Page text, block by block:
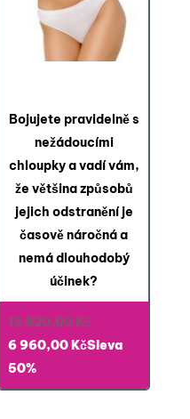
Bojujete pravidelně s
nežádoucími
chloupky a vadí vám,
že většina způsobů
jejich odstranění je
časově náročná a
nemá dlouhodobý
účinek?
13 920,00KčPůvodní
cena
13 920,00 Kč.
6 960,00KčAktuální
je:
Sleva
50%